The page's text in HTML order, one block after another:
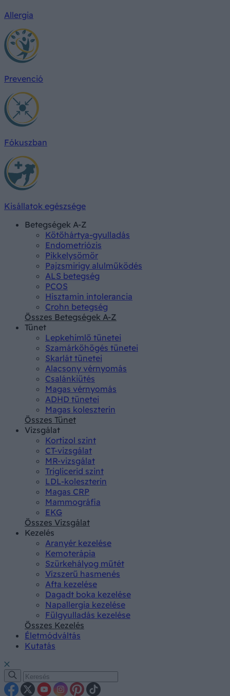
Allergia
Prevenció
Fókuszban
Kisállatok egészsége
Betegségek A-Z
Kötőhártya-gyulladás
Endometriózis
Pikkelysömör
Pajzsmirigy alulműködés
ALS betegség
PCOS
Hisztamin intolerancia
Crohn betegség
Összes Betegségek A-Z
Tünet
Lepkehimlő tünetei
Szamárköhögés tünetei
Skarlát tünetei
Alacsony vérnyomás
Csalánkiütés
Magas vérnyomás
ADHD tünetei
Magas koleszterin
Összes Tünet
Vizsgálat
Kortizol szint
CT-vizsgálat
MR-vizsgálat
Triglicerid szint
LDL-koleszterin
Magas CRP
Mammográfia
EKG
Összes Vizsgálat
Kezelés
Aranyér kezelése
Kemoterápia
Szürkehályog műtét
Vízszerű hasmenés
Afta kezelése
Dagadt boka kezelése
Napallergia kezelése
Fülgyulladás kezelése
Összes Kezelés
Életmódváltás
Kutatás